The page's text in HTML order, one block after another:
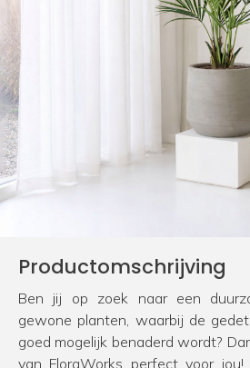
Productomschrijving
Ben jij op zoek naar een
gewone planten, waarbij de
goed mogelijk benaderd wordt?
van FloraWorks perfect voor